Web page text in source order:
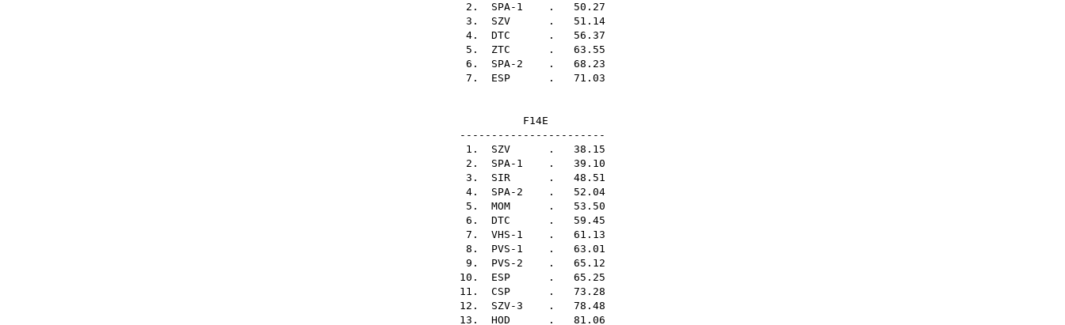
2. SPA-1 . 50.27
3. SZV . 51.14
4. DTC . 56.37
5. ZTC . 63.55
6. SPA-2 . 68.23
7. ESP . 71.03
F14E
-----------------------
1. SZV . 38.15
2. SPA-1 . 39.10
3. SIR . 48.51
4. SPA-2 . 52.04
5. MOM . 53.50
6. DTC . 59.45
7. VHS-1 . 61.13
8. PVS-1 . 63.01
9. PVS-2 . 65.12
10. ESP . 65.25
11. CSP . 73.28
12. SZV-3 . 78.48
13. HOD . 81.06